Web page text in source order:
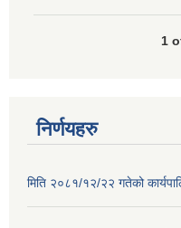
1
निर्णयहरु
मिति २०८१/१२/२२ गतेको